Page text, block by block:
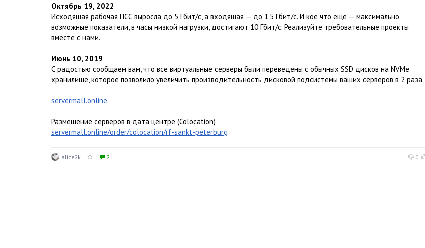
Октябрь 19, 2022
Исходящая рабочая ПСС выросла до 5 Гбит/c, а входящая — до 1.5 Гбит/c. И кое что ещё — максимально
возможные показатели, в часы низкой нагрузки, достигают 10 Гбит/c. Реализуйте требовательные проекты
вместе с нами.
Июнь 10, 2019
С радостью сообщаем вам, что все виртуальные серверы были переведены с обычных SSD дисков на NVMe
хранилище, которое позволило увеличить производительность дисковой подсистемы ваших серверов в 2 раза.
servermall.online
Размещение серверов в дата центре (Colocation)
servermall.online/order/colocation/rf-sankt-peterburg
alice2k 2 0